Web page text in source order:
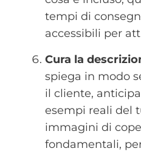
tempi di
accessibili per
Cura la
spiega in modo
il cliente,
esempi reali del
immagini di
fondamentali,